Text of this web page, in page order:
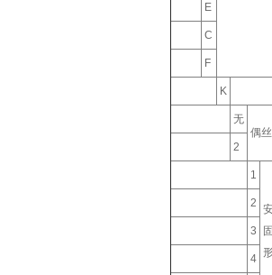
E
C
F
K
无
偶
2
1
2
3
4